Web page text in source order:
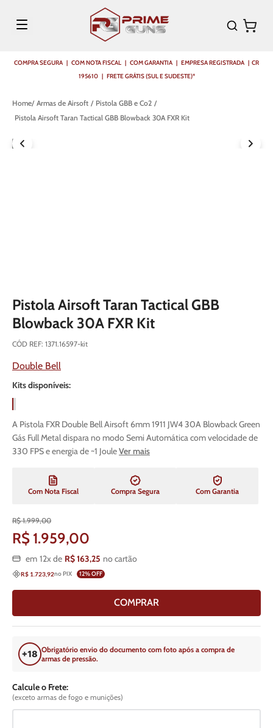
COMPRA SEGURA | COM NOTA FISCAL | COM GARANTIA | EMPRESA REGISTRADA | CR
195610 | FRETE GRÁTIS (SUL E SUDESTE)*
Armas de Airsoft
Pistola GBB e Co2
Pistola Airsoft Taran Tactical GBB Blowback 30A FXR Kit
Pistola Airsoft Taran Tactical GBB
Blowback 30A FXR Kit
CÓD REF: 1371.16597-kit
Double Bell
Kits disponíveis:
A Pistola FXR Double Bell Airsoft 6mm 1911 JW4 30A Blowback Green
Gás Full Metal dispara no modo Semi Automática com velocidade de
330 FPS e energia de ~1 JouleVer mais
Com Nota Fiscal Compra Segura Com Garantia
R$ 1.999,00
R$ 1.959,00
em 12x de R$163,25 no cartão
R$ 1.723,92no PIX 12% OFF
COMPRAR
Obrigatório envio do documento com foto após a compra de
armas de pressão.
Calcule o Frete:
(exceto armas de fogo e munições)